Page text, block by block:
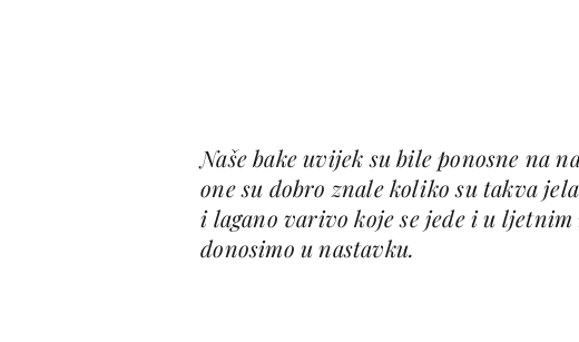
Naše bake uvijek su bile ponosne na
one su dobro znale koliko su takva
i lagano varivo koje se jede i u ljetnim
donosimo u nastavku.